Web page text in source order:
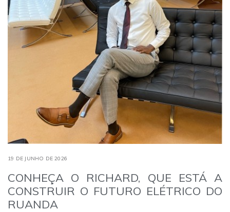
19 DE JUNHO DE 2026
CONHEÇA O RICHARD, QUE ESTÁ A
CONSTRUIR O FUTURO ELÉTRICO DO
RUANDA